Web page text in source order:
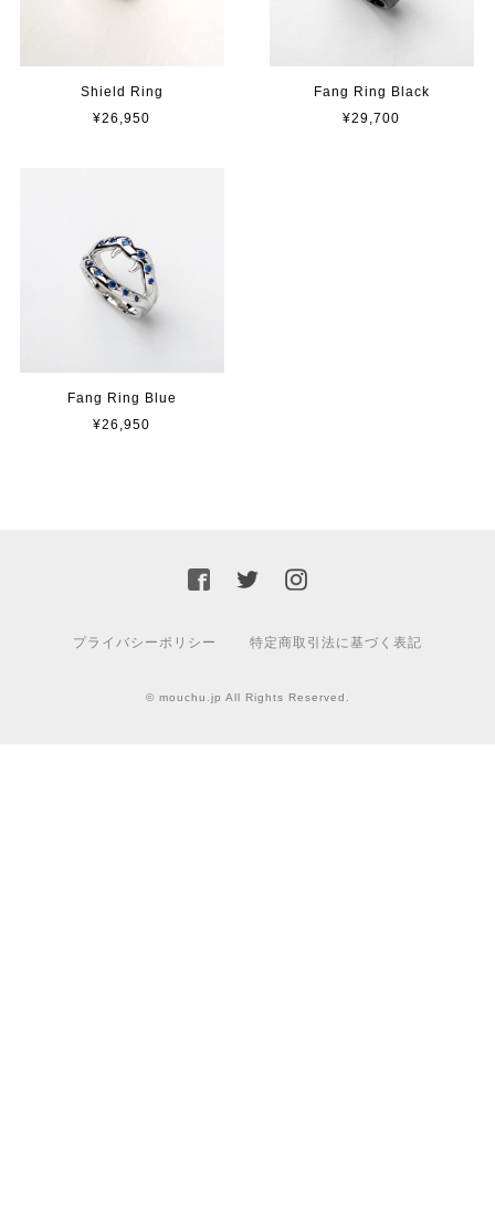
Shield Ring
¥26,950
Fang Ring Black
¥29,700
Fang Ring Blue
¥26,950
プライバシーポリシー 特定商取引法に基づく表記
© mouchu.jp All Rights Reserved.